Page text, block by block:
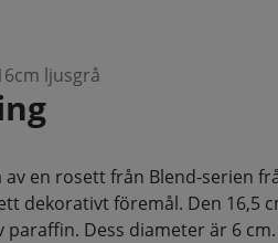
ljusgrå
en rosett från Blend-serien
dekorativt föremål. Den 16,5
Dess diameter är 6 cm.